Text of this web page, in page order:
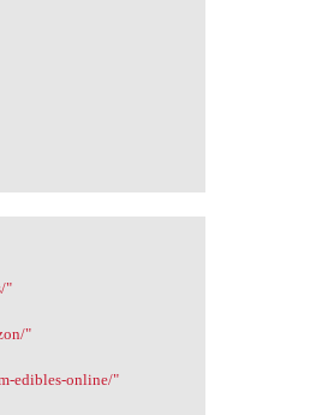
"
"
edibles-online/"